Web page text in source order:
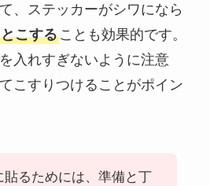
、ステッカーがシワになら
こすることも効果的です。
入れすぎないように注意
こすりつけることがポイン
貼るためには、準備と丁